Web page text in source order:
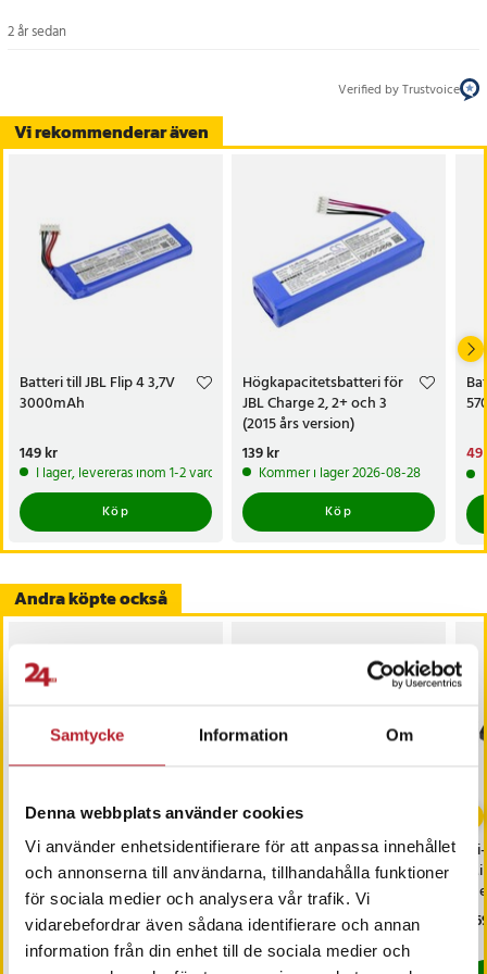
Samtycke Information Om
Denna webbplats använder cookies
Vi använder enhetsidentifierare för att anpassa innehållet
och annonserna till användarna, tillhandahålla funktioner
för sociala medier och analysera vår trafik. Vi
vidarebefordrar även sådana identifierare och annan
information från din enhet till de sociala medier och
Vi rekommenderar även
Batteri till JBL Flip 4 3,7V
3000mAh
Pris:149 kr
149 kr
I lager, levereras inom 1-2 vardagar
Köp
Högkapacitetsbatteri för
JBL Charge 2, 2+ och 3
(2015 års version)
Pris:139 kr
139 kr
Kommer i lager 2026-08-28
Köp
49
49
2 år sedan
Verified by Trustvoice
Andra köpte också
Batteri kompatibel med
Nintendo 3DS / Swtich
Pro Handkontroll 3,7V
1300mAh
Pris:129 kr
129 kr
I lager, levereras inom 1-2 vardagar
Joyroom Adapter
Lightning till HDMI +
Lightning
Pris:299 kr
299 kr
Kommer i lager 2026-08-14